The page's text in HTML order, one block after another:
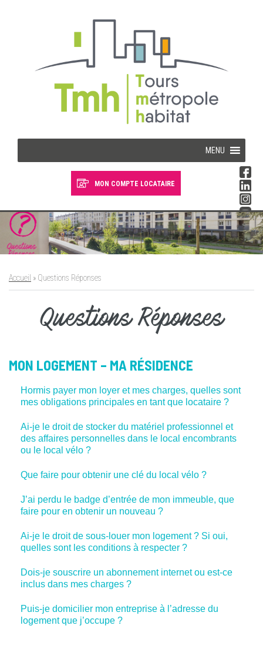
MENU
MON COMPTE LOCATAIRE
Devenir locataire Devenir propriétaire
Accueil » Questions Réponses
Questions Réponses
MON LOGEMENT – MA RÉSIDENCE
Hormis payer mon loyer et mes charges, quelles sont
mes obligations principales en tant que locataire ?
Ai-je le droit de stocker du matériel professionnel et
des affaires personnelles dans le local encombrants
ou le local vélo ?
Que faire pour obtenir une clé du local vélo ?
J’ai perdu le badge d’entrée de mon immeuble, que
faire pour en obtenir un nouveau ?
Ai-je le droit de sous-louer mon logement ? Si oui,
quelles sont les conditions à respecter ?
Dois-je souscrire un abonnement internet ou est-ce
inclus dans mes charges ?
Puis-je domicilier mon entreprise à l’adresse du
logement que j’occupe ?